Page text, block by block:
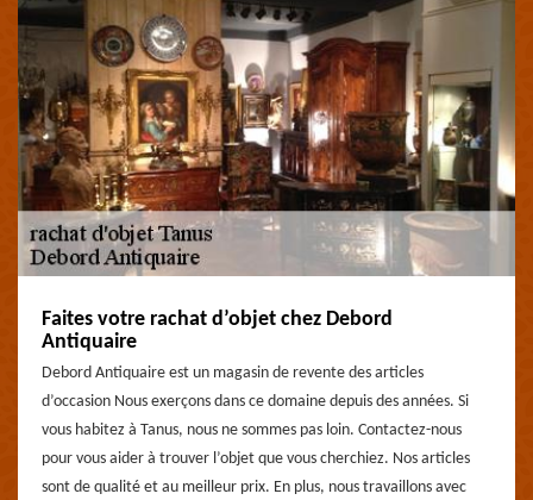
Faites votre rachat d’objet chez Debord
Antiquaire
Debord Antiquaire est un magasin de revente des articles
d’occasion Nous exerçons dans ce domaine depuis des années. Si
vous habitez à Tanus, nous ne sommes pas loin. Contactez-nous
pour vous aider à trouver l’objet que vous cherchiez. Nos articles
sont de qualité et au meilleur prix. En plus, nous travaillons avec